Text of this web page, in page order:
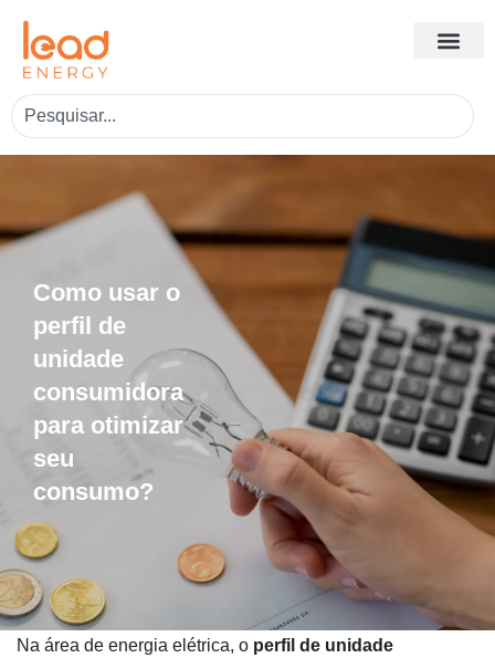
Como usar o
perfil de
unidade
consumidora
para otimizar
seu
consumo?
Na área de energia elétrica, o perfil de unidade